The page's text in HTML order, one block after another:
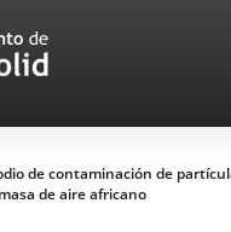
de contaminación de
de aire africano